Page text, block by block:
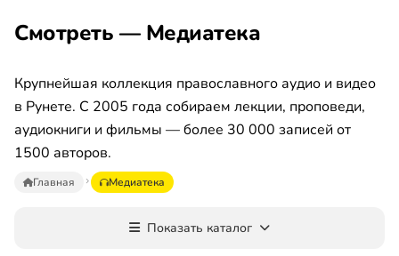
Смотреть — Медиатека
Крупнейшая коллекция православного аудио и видео
в Рунете. С 2005 года собираем лекции, проповеди,
аудиокниги и фильмы — более 30 000 записей от
1500 авторов.
Главная Медиатека
Показать каталог